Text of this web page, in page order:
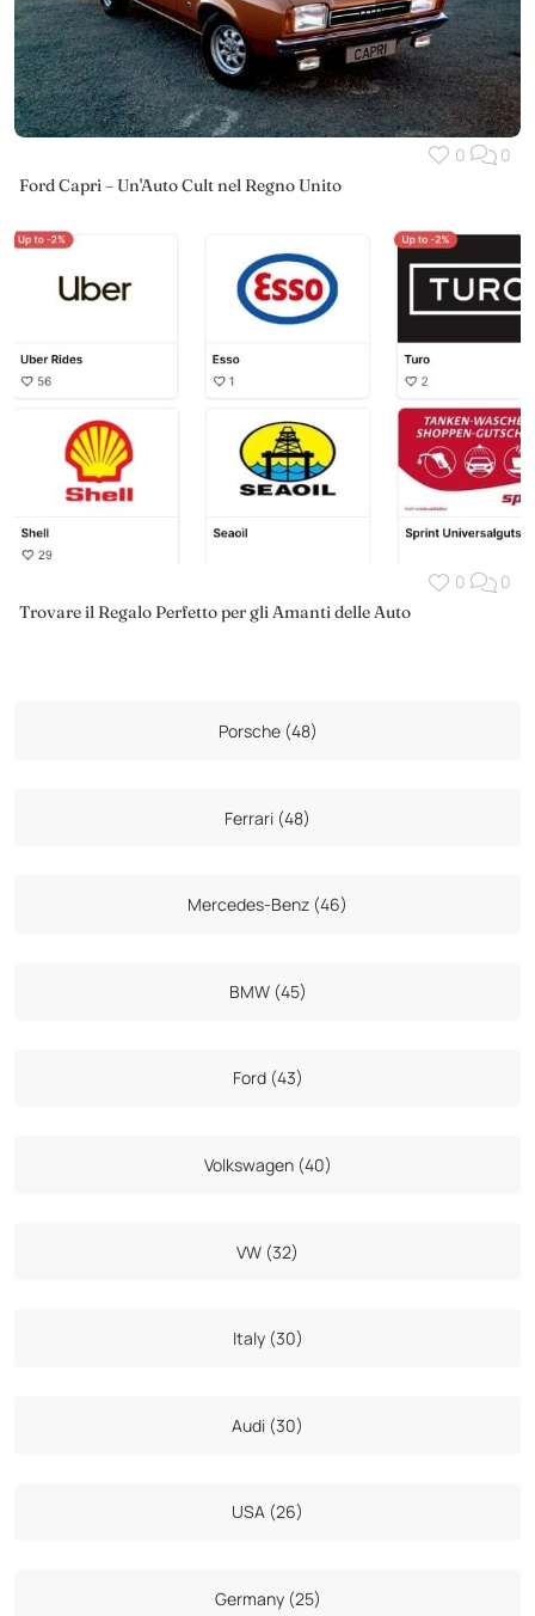
0 0
Ford Capri – Un'Auto Cult nel Regno Unito
0 0
Trovare il Regalo Perfetto per gli Amanti delle Auto
Porsche (48)
Ferrari (48)
Mercedes-Benz (46)
BMW (45)
Ford (43)
Volkswagen (40)
VW (32)
Italy (30)
Audi (30)
USA (26)
Germany (25)